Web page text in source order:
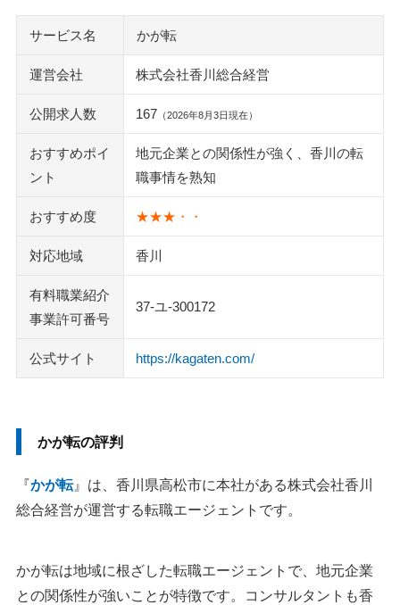
サービス名 かが転
運営会社 株式会社香川総合経営
公開求人数 167 （2026年8月3日現在）
おすすめポイ
ント
地元企業との関係性が強く、香川の転
職事情を熟知
おすすめ度 ★★★・・
対応地域 香川
有料職業紹介
事業許可番号
37-ユ-300172
公式サイト https://kagaten.com/
かが転の評判
『かが転』は、香川県高松市に本社がある株式会社香川
総合経営が運営する転職エージェントです。
かが転は地域に根ざした転職エージェントで、地元企業
との関係性が強いことが特徴です。コンサルタントも香